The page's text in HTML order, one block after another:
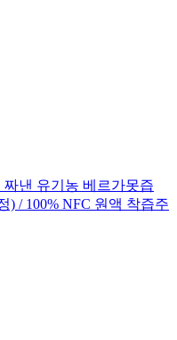
낸 유기농 베르가못즙
) / 100% NFC 원액 착즙주